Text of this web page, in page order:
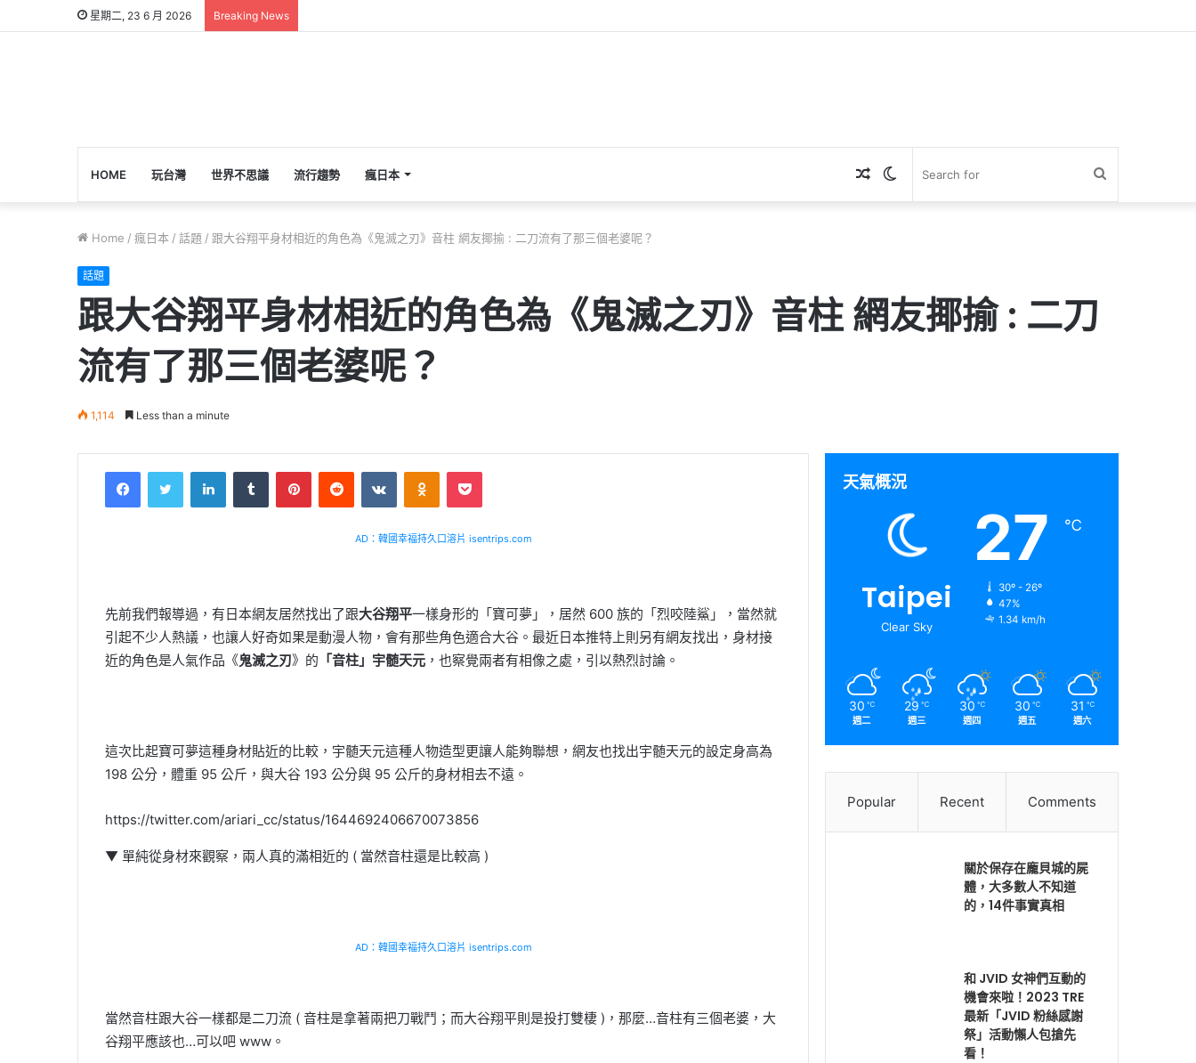
星期二, 23 6 月 2026 Breaking News
HOME 玩台灣 世界不思議 流行趨勢 瘋日本 Switch
Random
Home / 瘋日本 / 話題 / 跟大谷翔平身材相近的角色為《鬼滅之刃》音柱 網友揶揄 : 二刀流有了那三個老婆呢？
話題
跟大谷翔平身材相近的角色為《鬼滅之刃》音柱 網友揶揄 : 二刀
流有了那三個老婆呢？
1,114 Less than a minute
FacebookTwitter LinkedInTumblr PinterestReddit VKontakteOdnoklassniki
Pocket
AD：韓國幸福持久口溶片 isentrips.com
先前我們報導過，有日本網友居然找出了跟大谷翔平一樣身形的「寶可夢」，居然 600 族的「烈咬陸鯊」，當然就
引起不少人熱議，也讓人好奇如果是動漫人物，會有那些角色適合大谷。最近日本推特上則另有網友找出，身材接
近的角色是人氣作品《鬼滅之刃》的 「音柱」宇髄天元 ，也察覺兩者有相像之處，引以熱烈討論。
這次比起寶可夢這種身材貼近的比較，宇髄天元這種人物造型更讓人能夠聯想，網友也找出宇髄天元的設定身高為
198 公分，體重 95 公斤，與大谷 193 公分與 95 公斤的身材相去不遠。
https://twitter.com/ariari_cc/status/1644692406670073856
▼ 單純從身材來觀察，兩人真的滿相近的 ( 當然音柱還是比較高 )
AD：韓國幸福持久口溶片 isentrips.com
當然音柱跟大谷一樣都是二刀流 ( 音柱是拿著兩把刀戰鬥；而大谷翔平則是投打雙棲 )，那麼…音柱有三個老婆，大
谷翔平應該也…可以吧 www。
天氣概況
Taipei
Clear Sky
27 ℃
30º - 26º
47%
1.34 km/h
30 ℃
週二
29 ℃
週三
30 ℃
週四
30 ℃
週五
31 ℃
週六
Popular Recent Comments
關於保存在龐貝城的屍
體，大多數人不知道
的，14件事實真相
和 JVID 女神們互動的
機會來啦！2023 TRE
最新「JVID 粉絲感謝
祭」活動懶人包搶先
看！